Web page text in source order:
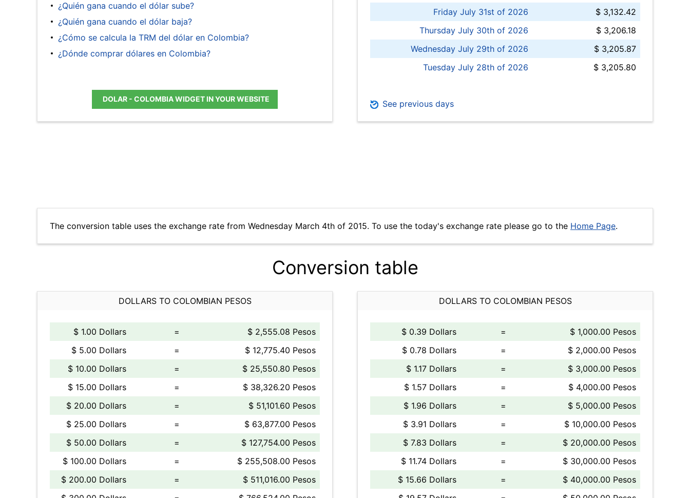
¿Quién gana cuando el dólar sube?
¿Quién gana cuando el dólar baja?
¿Cómo se calcula la TRM del dólar en Colombia?
¿Dónde comprar dólares en Colombia?
DOLAR - COLOMBIA WIDGET IN YOUR WEBSITE
Friday July 31st of 2026
$ 3,132.42
Thursday July 30th of 2026
$ 3,206.18
Wednesday July 29th of 2026
$ 3,205.87
Tuesday July 28th of 2026
$ 3,205.80
See previous days
The conversion table uses the exchange rate from Wednesday March 4th of 2015. To use the today's exchange rate please go to the Home Page.
Conversion table
DOLLARS TO COLOMBIAN PESOS
$ 1.00 Dollars =
$ 2,555.08 Pesos
$ 5.00 Dollars
=
$ 12,775.40 Pesos
$ 10.00 Dollars
=
$ 25,550.80 Pesos
$ 15.00 Dollars
=
$ 38,326.20 Pesos
$ 20.00 Dollars
=
$ 51,101.60 Pesos
$ 25.00 Dollars
=
$ 63,877.00 Pesos
$ 50.00 Dollars
=
$ 127,754.00 Pesos
$ 100.00 Dollars
=
$ 255,508.00 Pesos
$ 200.00 Dollars
=
$ 511,016.00 Pesos
DOLLARS TO COLOMBIAN PESOS
$ 0.39 Dollars =
$ 1,000.00 Pesos
$ 0.78 Dollars
=
$ 2,000.00 Pesos
$ 1.17 Dollars
=
$ 3,000.00 Pesos
$ 1.57 Dollars
=
$ 4,000.00 Pesos
$ 1.96 Dollars
=
$ 5,000.00 Pesos
$ 3.91 Dollars
=
$ 10,000.00 Pesos
$ 7.83 Dollars
=
$ 20,000.00 Pesos
$ 11.74 Dollars
=
$ 30,000.00 Pesos
$ 15.66 Dollars
=
$ 40,000.00 Pesos